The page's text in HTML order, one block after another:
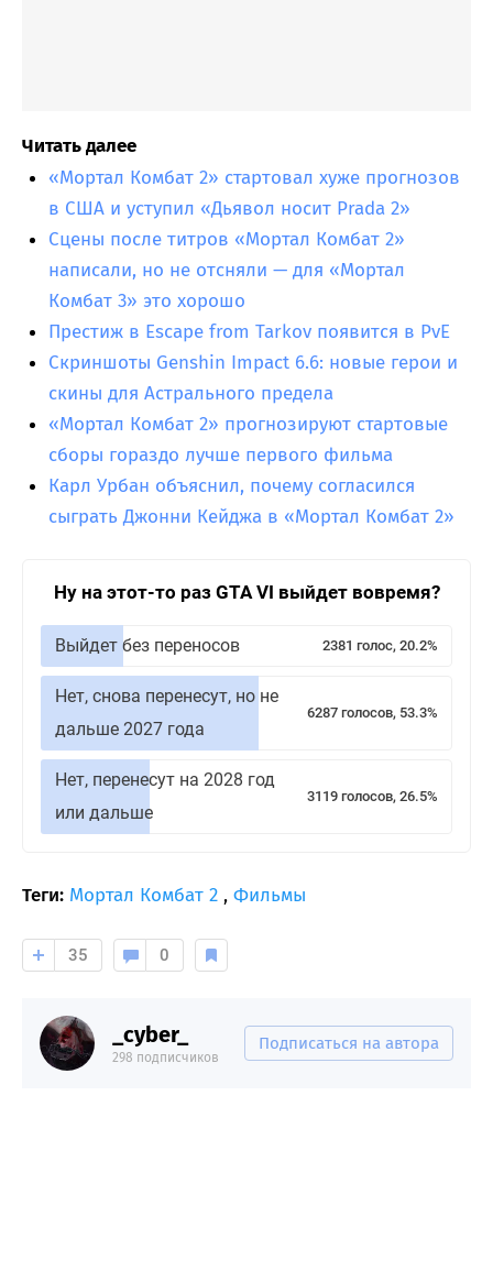
Читать далее
«Мортал Комбат 2» стартовал хуже прогнозов
в США и уступил «Дьявол носит Prada 2»
Сцены после титров «Мортал Комбат 2»
написали, но не отсняли — для «Мортал
Комбат 3» это хорошо
Престиж в Escape from Tarkov появится в PvE
Скриншоты Genshin Impact 6.6: новые герои и
скины для Астрального предела
«Мортал Комбат 2» прогнозируют стартовые
сборы гораздо лучше первого фильма
Карл Урбан объяснил, почему согласился
сыграть Джонни Кейджа в «Мортал Комбат 2»
Ну на этот-то раз GTA VI выйдет вовремя?
Выйдет без переносов 2381 голос, 20.2%
Нет, снова перенесут, но не
дальше 2027 года
6287 голосов, 53.3%
Нет, перенесут на 2028 год
или дальше
3119 голосов, 26.5%
Теги: Мортал Комбат 2 , Фильмы
35 0
_cyber_
298 подписчиков
Подписаться на автора